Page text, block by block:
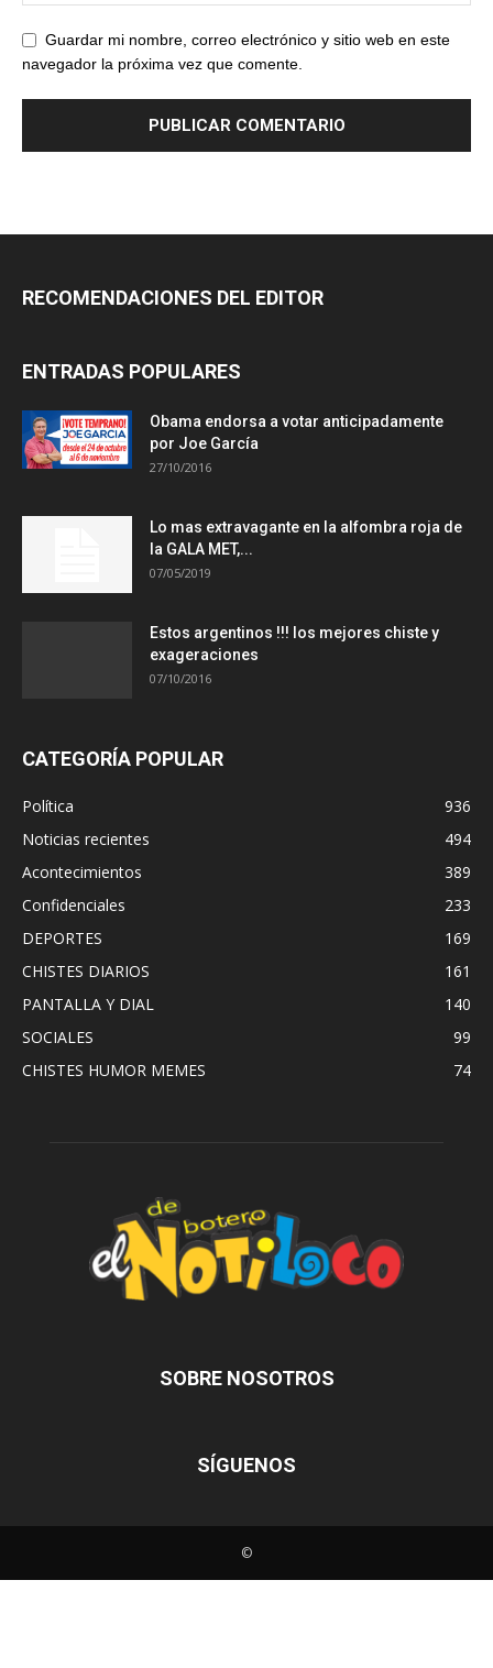
Guardar mi nombre, correo electrónico y sitio web en este
navegador la próxima vez que comente.
RECOMENDACIONES DEL EDITOR
ENTRADAS POPULARES
Obama endorsa a votar anticipadamente
por Joe García
27/10/2016
Lo mas extravagante en la alfombra roja de
la GALA MET,...
07/05/2019
Estos argentinos !!! los mejores chiste y
exageraciones
07/10/2016
CATEGORÍA POPULAR
Política
936
Noticias recientes
494
Acontecimientos
389
Confidenciales
233
DEPORTES
169
CHISTES DIARIOS
161
PANTALLA Y DIAL
140
SOCIALES
99
CHISTES HUMOR MEMES
74
SOBRE NOSOTROS
SÍGUENOS
©